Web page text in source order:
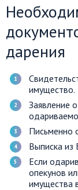
дарения
имущество.
Заявление
Письменно
Выписка из
Если
опекунов
имущества